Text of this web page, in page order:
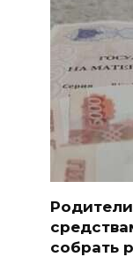
собрать